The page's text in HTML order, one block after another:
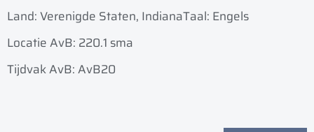
Land: Verenigde Staten, IndianaTaal: Engels
Locatie AvB: 220.1 sma
Tijdvak AvB: AvB20